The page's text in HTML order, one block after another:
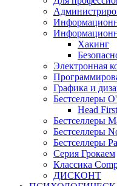
Хакинг
Электронная
Графика и
Бестселлеры
Head
Бестселлеры
Бестселлеры
Бестселлеры
Серия Грокаем
Классика
ДИСКОНТ